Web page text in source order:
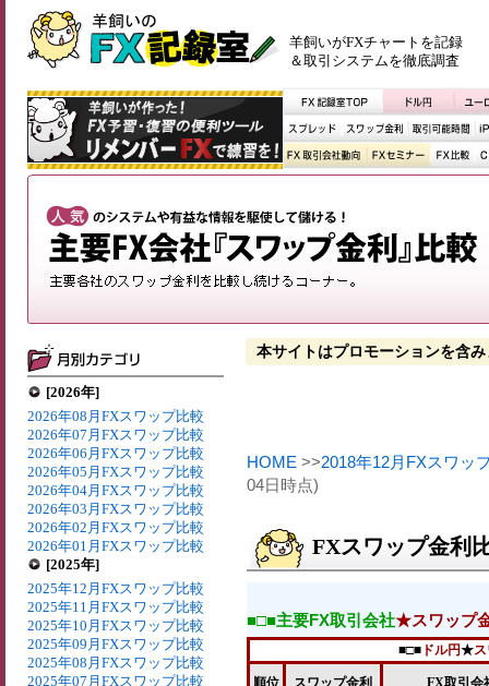
羊飼いがFXチャートを記録
＆取引システムを徹底調査
[2026年]
2026年08月FXスワップ比較
2026年07月FXスワップ比較
2026年06月FXスワップ比較
2026年05月FXスワップ比較
2026年04月FXスワップ比較
2026年03月FXスワップ比較
2026年02月FXスワップ比較
2026年01月FXスワップ比較
[2025年]
2025年12月FXスワップ比較
2025年11月FXスワップ比較
2025年10月FXスワップ比較
2025年09月FXスワップ比較
2025年08月FXスワップ比較
2025年07月FXスワップ比較
本サイトはプロモーションを含み
HOME >>2018年12月FXスワッ
04日時点)
FXスワップ金利
■□■主要FX取引会社★スワップ
■□■ ドル円★
順位 スワップ金利 FX取引会